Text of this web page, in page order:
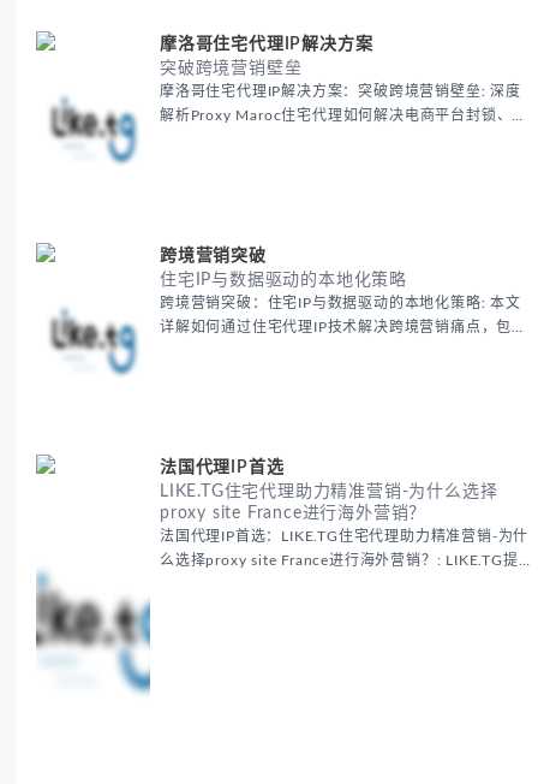
摩洛哥住宅代理IP解决方案
突破跨境营销壁垒
摩洛哥住宅代理IP解决方案：突破跨境营销壁垒: 深度
解析Proxy Maroc住宅代理如何解决电商平台封锁、社
跨境营销突破
住宅IP与数据驱动的本地化策略
跨境营销突破：住宅IP与数据驱动的本地化策略: 本文
详解如何通过住宅代理IP技术解决跨境营销痛点，包括
法国代理IP首选
LIKE.TG住宅代理助力精准营销-为什么选择
proxy site France进行海外营销？
法国代理IP首选：LIKE.TG住宅代理助力精准营销-为什
么选择proxy site France进行海外营销？: LIKE.TG提